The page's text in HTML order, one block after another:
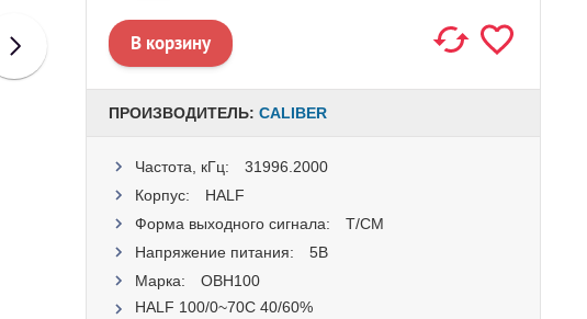
ПРОИЗВОДИТЕЛЬ: CALIBER
Частота, кГц:
31996.2000
Корпус:
HALF
Форма выходного сигнала:
T/CM
Напряжение питания:
5В
Марка:
OBH100
HALF 100/0~70C 40/60%